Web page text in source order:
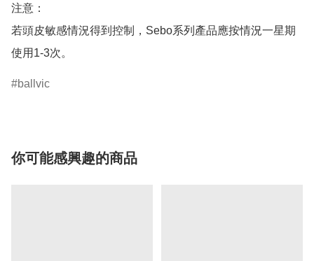
注意：
若頭皮敏感情況得到控制，Sebo系列產品應按情況一星期
使用1-3次。
ballvic
你可能感興趣的商品